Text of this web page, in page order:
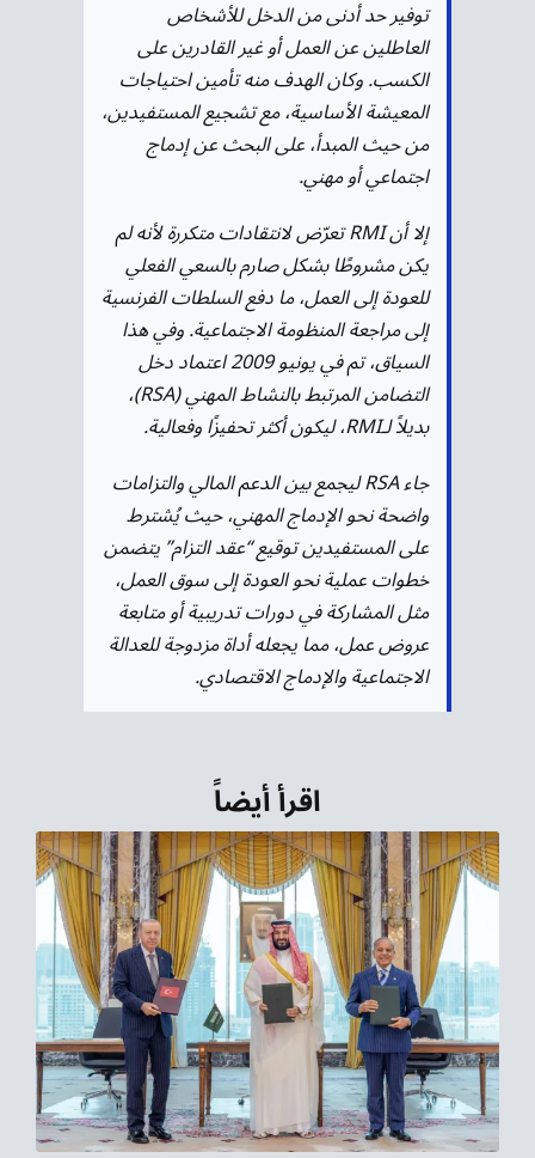
توفير حد أدنى من الدخل للأشخاص
العاطلين عن العمل أو غير القادرين على
الكسب. وكان الهدف منه تأمين احتياجات
المعيشة الأساسية، مع تشجيع المستفيدين،
من حيث المبدأ، على البحث عن إدماج
اجتماعي أو مهني.
إلا أن RMI تعرّض لانتقادات متكررة لأنه لم
يكن مشروطًا بشكل صارم بالسعي الفعلي
للعودة إلى العمل، ما دفع السلطات الفرنسية
إلى مراجعة المنظومة الاجتماعية. وفي هذا
السياق، تم في يونيو 2009 اعتماد دخل
التضامن المرتبط بالنشاط المهني (RSA)،
بديلاً لـRMI، ليكون أكثر تحفيزًا وفعالية.
جاء RSA ليجمع بين الدعم المالي والتزامات
واضحة نحو الإدماج المهني، حيث يُشترط
على المستفيدين توقيع “عقد التزام” يتضمن
خطوات عملية نحو العودة إلى سوق العمل،
مثل المشاركة في دورات تدريبية أو متابعة
عروض عمل، مما يجعله أداة مزدوجة للعدالة
الاجتماعية والإدماج الاقتصادي.
اقرأ أيضاً